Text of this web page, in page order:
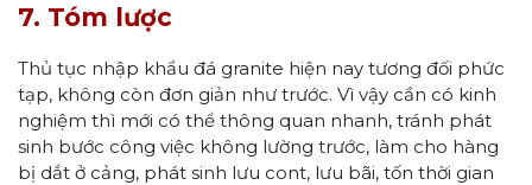
7. Tóm lược
Thủ tục nhập khẩu đá granite hiện nay tương đối phức
tạp, không còn đơn giản như trước. Vì vậy cần có kinh
nghiệm thì mới có thể thông quan nhanh, tránh phát
sinh bước công việc không lường trước, làm cho hàng
bị dắt ở cảng, phát sinh lưu cont, lưu bãi, tốn thời gian